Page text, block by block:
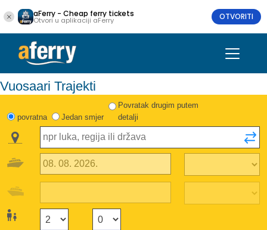
aFerry - Cheap ferry tickets
Otvori u aplikaciji aFerry OTVORITI
Vuosaari Trajekti
povratna Jedan smjer
Povratak drugim putem
detalji